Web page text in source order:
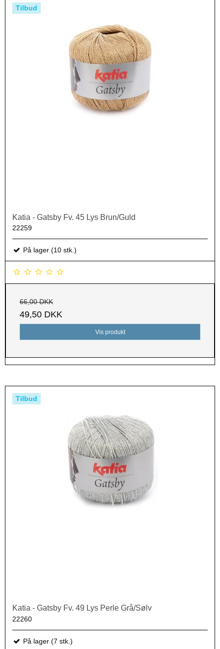
Tilbud
Katia - Gatsby Fv. 45 Lys Brun/Guld
22259
På lager (10 stk.)
66,00 DKK
49,50 DKK
Vis produkt
Tilbud
Katia - Gatsby Fv. 49 Lys Perle Grå/Sølv
22260
På lager (7 stk.)